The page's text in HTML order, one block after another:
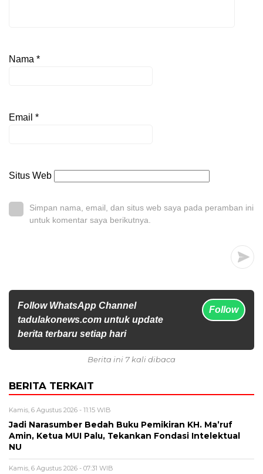
Nama *
Email *
Situs Web
Simpan nama, email, dan situs web saya pada peramban ini
untuk komentar saya berikutnya.
Follow WhatsApp Channel
tadulakonews.com untuk update
berita terbaru setiap hari
Follow
Berita ini 7 kali dibaca
BERITA TERKAIT
Kamis, 6 Agustus 2026 - 11:15 WIB
Jadi Narasumber Bedah Buku Pemikiran KH. Ma’ruf
Amin, Ketua MUI Palu, Tekankan Fondasi Intelektual
NU
Kamis, 6 Agustus 2026 - 07:31 WIB